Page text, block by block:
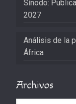
Sínodo:
2027
Análisis de la
África
Archivos